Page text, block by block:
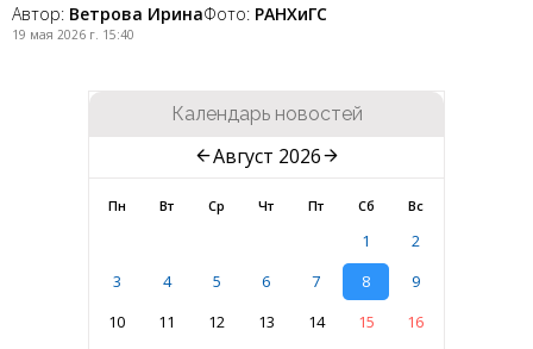
Автор: Ветрова ИринаФото: РАНХиГС
19 мая 2026 г. 15:40
Календарь новостей
Август 2026
Пн Вт Ср Чт Пт Сб Вс
1
2
3
4 5 6 7 8
9
10
11 12 13 14 15
16